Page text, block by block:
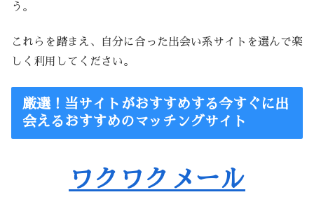
う。
これらを踏まえ、自分に合った出会い系サイトを選んで楽
しく利用してください。
厳選！当サイトがおすすめする今すぐに出
会えるおすすめのマッチングサイト
ワクワクメール